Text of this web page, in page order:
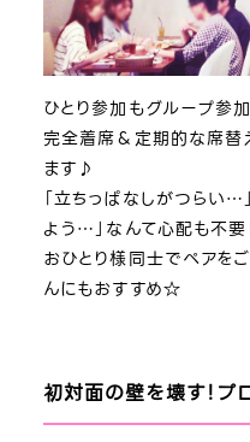
ひとり参加もグループ参
完全着席＆定期的な席替
ます♪
「立ちっぱなしがつらい…
よう…」なんて心配も不要
おひとり様同士でペアを
んにもおすすめ☆
初対面の壁を壊す！プ